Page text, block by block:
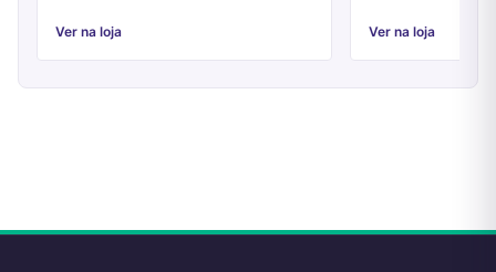
Ver na loja Ver na loja